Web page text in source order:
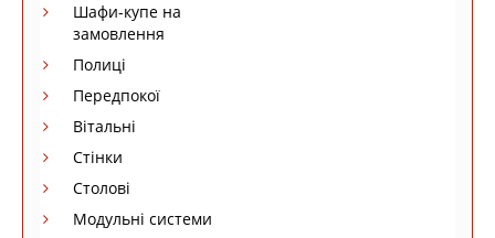
Шафи-купе на
замовлення
Полиці
Передпокої
Вітальні
Стінки
Столові
Модульні системи